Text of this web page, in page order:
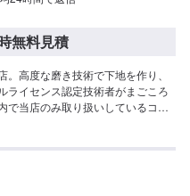
無料見積
高度な磨き技術で下地を作り、
ライセンス認定技術者がまごころ
当店のみ取り扱いしているコー
覆います。ポリッシングがボディ
被膜コーティングが深い艶を与
そして表面のガード被膜が、あ